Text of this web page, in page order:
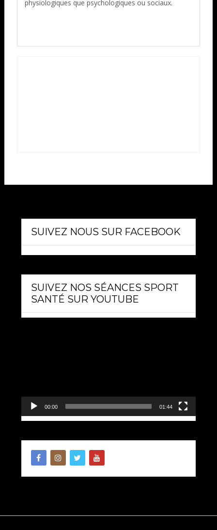
physiologiques que psychologiques ou sociaux.
SUIVEZ NOUS SUR FACEBOOK
SUIVEZ NOS SÉANCES SPORT
SANTÉ SUR YOUTUBE
00:00 01:44